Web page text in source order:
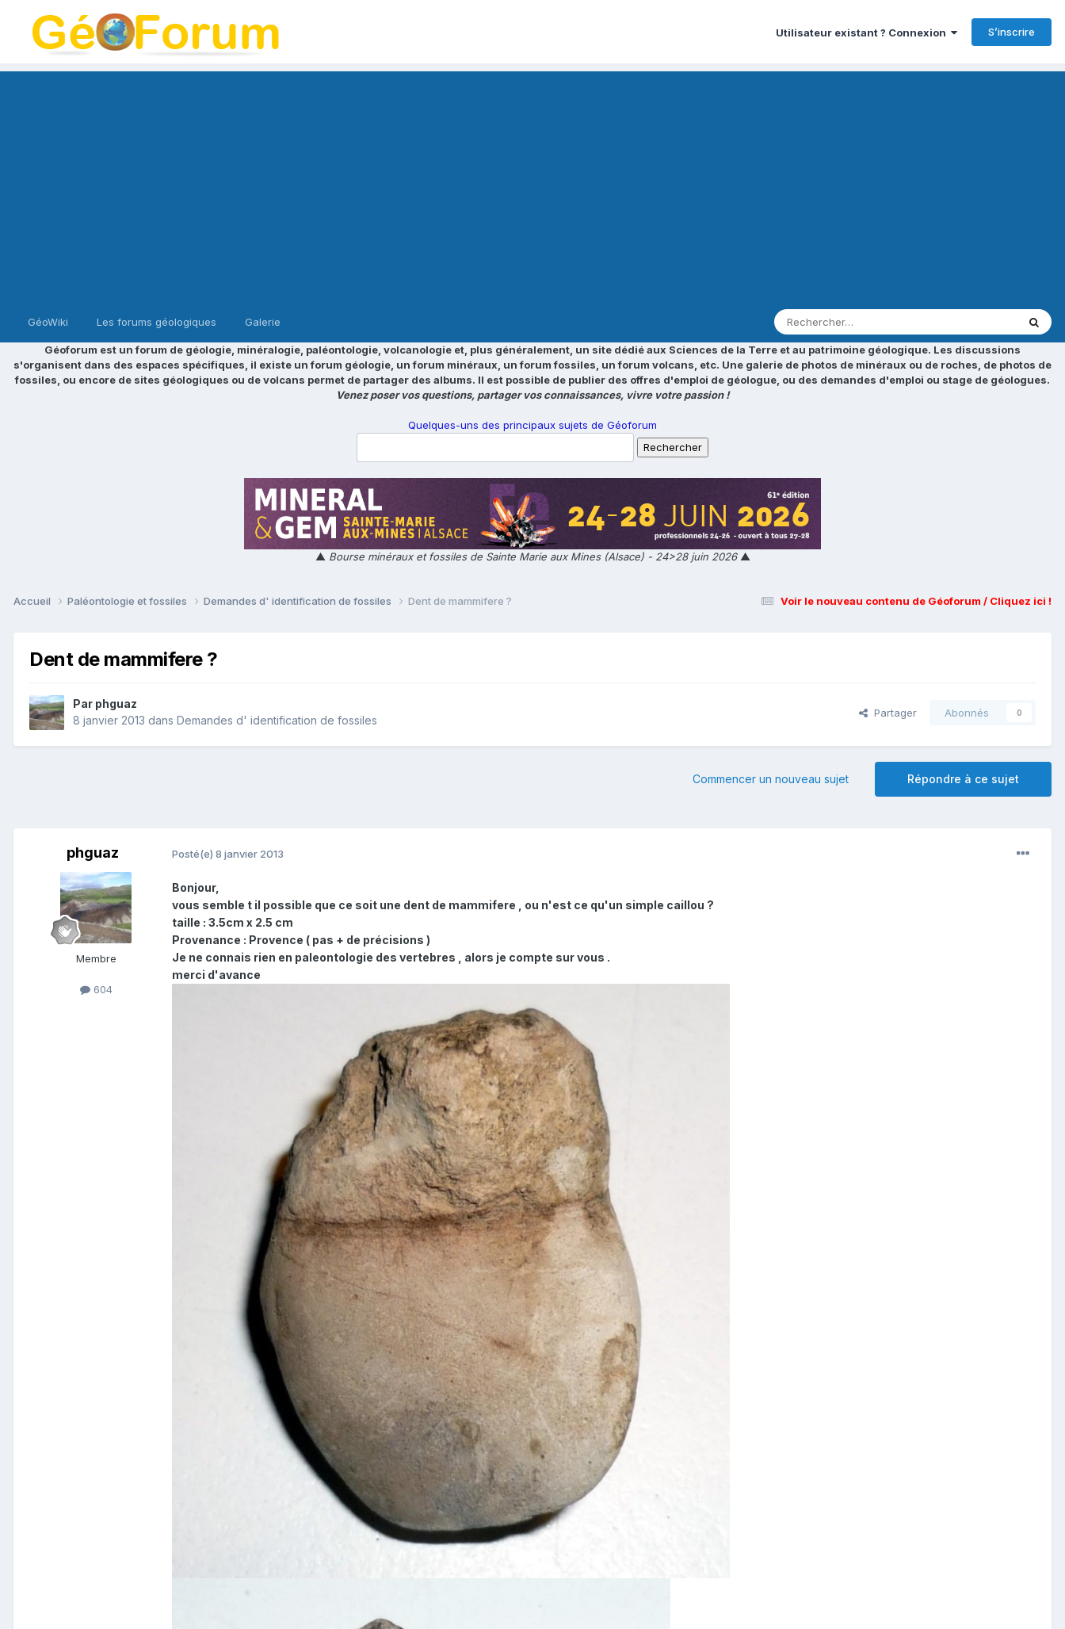
Utilisateur existant ? Connexion S’inscrire
GéoWiki Les forums géologiques Galerie
Géoforum est un forum de géologie, minéralogie, paléontologie, volcanologie et, plus généralement, un site dédié aux Sciences de la Terre et au patrimoine géologique. Les discussions
s'organisent dans des espaces spécifiques, il existe un forum géologie, un forum minéraux, un forum fossiles, un forum volcans, etc. Une galerie de photos de minéraux ou de roches, de photos de
fossiles, ou encore de sites géologiques ou de volcans permet de partager des albums. Il est possible de publier des offres d'emploi de géologue, ou des demandes d'emploi ou stage de géologues.
Venez poser vos questions, partager vos connaissances, vivre votre passion !
Quelques-uns des principaux sujets de Géoforum
▲ Bourse minéraux et fossiles de Sainte Marie aux Mines (Alsace) - 24>28 juin 2026▲
Voir le nouveau contenu de Géoforum / Cliquez ici !
Accueil Paléontologie et fossiles Demandes d' identification de fossiles Dent de mammifere ?
Dent de mammifere ?
Par phguaz
8 janvier 2013 dans Demandes d' identification de fossiles
Partager Abonnés 0
Répondre à ce sujet
Commencer un nouveau sujet
phguaz
Membre
604
Posté(e) 8 janvier 2013
Bonjour,
vous semble t il possible que ce soit une dent de mammifere , ou n'est ce qu'un simple caillou ?
taille : 3.5cm x 2.5 cm
Provenance : Provence ( pas + de précisions )
Je ne connais rien en paleontologie des vertebres , alors je compte sur vous .
merci d'avance